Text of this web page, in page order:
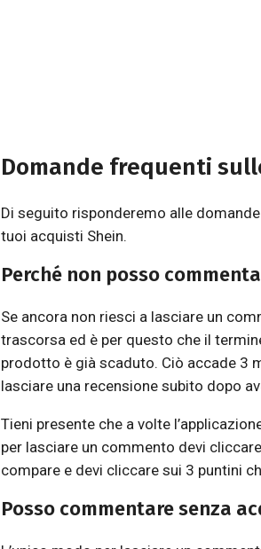
Domande frequenti
Di seguito risponderemo alle
tuoi acquisti Shein.
Perché non posso
Se ancora non riesci a lasciare un
trascorsa ed è per questo che il
prodotto è già scaduto. Ciò accade 3
lasciare una recensione subito dopo
Tieni presente che a volte
per lasciare un commento devi
compare e devi cliccare sui 3 puntini
Posso commentare senza